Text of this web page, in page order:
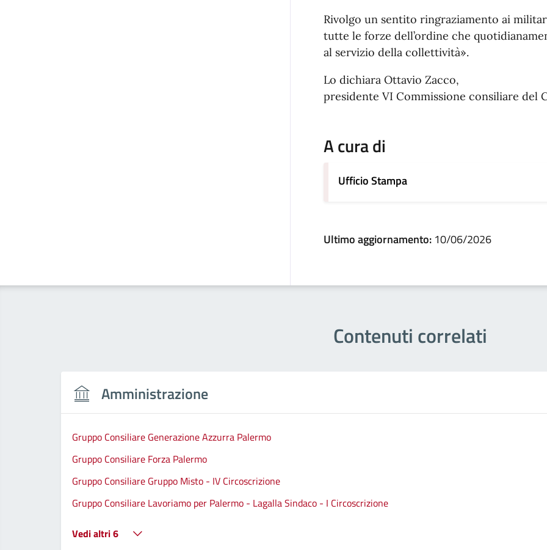
Rivolgo un sentito ringraziamento ai
tutte le forze dell’ordine che
al servizio della collettività».
Lo dichiara Ottavio Zacco,
presidente VI Commissione consiliare del
A cura di
Ufficio Stampa
Ultimo aggiornamento: 10/06/2026
Contenuti correlati
Amministrazione
Gruppo Consiliare Generazione Azzurra Palermo
Gruppo Consiliare Forza Palermo
Gruppo Consiliare Gruppo Misto - IV Circoscrizione
Gruppo Consiliare Lavoriamo per Palermo - Lagalla Sindaco - I Circoscrizione
Vedi altri 6